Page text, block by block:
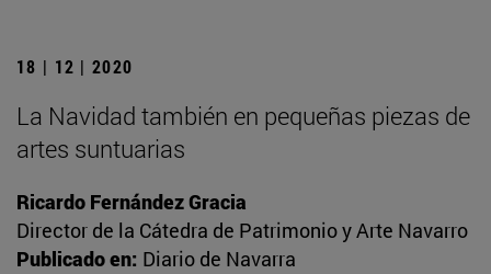
18 | 12 | 2020
La Navidad también en pequeñas piezas de
artes suntuarias
Ricardo Fernández Gracia
Director de la Cátedra de Patrimonio y Arte Navarro
Publicado en: Diario de Navarra